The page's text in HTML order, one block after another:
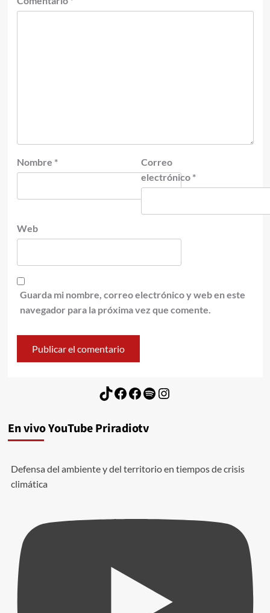
Nombre *
Correo
electrónico *
Web
Guarda mi nombre, correo electrónico y web en este
navegador para la próxima vez que comente.
TikTok
Facebook
Facebook
Spotify
Instagram
En vivo YouTube Priradiotv
Defensa del ambiente y del territorio en tiempos de crisis
climática